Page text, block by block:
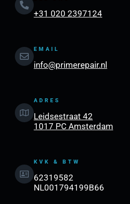
+31 020 2397124
EMAIL
info@primerepair.nl
ADRES
Leidsestraat 42
1017 PC Amsterdam
KVK & BTW
62319582
NL001794199B66